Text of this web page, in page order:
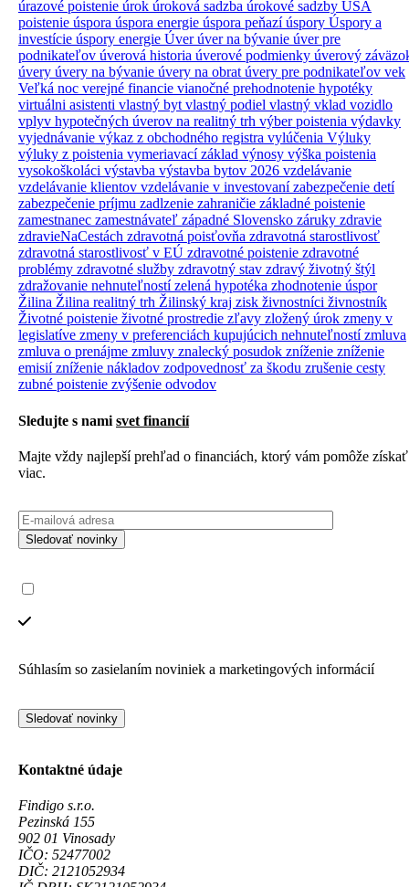
úrazové poistenie úrok úroková sadzba úrokové sadzby USA
poistenie úspora úspora energie úspora peňazíúspory Úspory a
investície úspory energie Úverúver na bývanie úver pre
podnikateľov úverová historia úverové podmienky úverový
úvery úvery na bývanie úvery na obrat úvery pre podnikateľov vek
Veľká noc verejné financie vianočné prehodnotenie hypotéky
virtuálni asistenti vlastný byt vlastný podiel vlastný vklad vozidlo
vplyv hypotečných úverov na realitný trh výber poistenia výdavky
vyjednávanie výkaz z obchodného registra vylúčenia Výluky
výluky z poistenia vymeriavací základ výnosy výška poistenia
vysokoškoláci výstavba výstavba bytov 2026 vzdelávanie
vzdelávanie klientov vzdelávanie v investovanízabezpečenie detí
zabezpečenie príjmu zadlzenie zahraničie základné poistenie
zamestnanec zamestnávateľ západné Slovensko záruky zdravie
zdravieNaCestách zdravotná poisťovňa zdravotná starostlivosť
zdravotná starostlivosť v EÚ zdravotné poistenie zdravotné
problémy zdravotné služby zdravotný stav zdravý životný štýl
zdražovanie nehnuteľnostízelená hypotéka zhodnotenie úspor
Žilina Žilina realitný trh Žilinský kraj zisk živnostníci živnostník
Životné poistenie životné prostredie zľavy zložený úrok zmeny v
legislatíve zmeny v preferenciách kupujúcich nehnuteľnostízmluva
zmluva o prenájme zmluvy znalecký posudok zníženie zníženie
emisiízníženie nákladov zodpovednosť za škodu zrušenie cesty
zubné poistenie zvýšenie odvodov
Sledujte s nami svet financií
Majte vždy najlepší prehľad o financiách, ktorý vám pomôže získať
viac.
Sledovať novinky
Súhlasím so zasielaním noviniek a marketingových informácií
Sledovať novinky
Kontaktné údaje
Findigo s.r.o.
Pezinská 155
902 01 Vinosady
IČO: 52477002
DIČ: 2121052934